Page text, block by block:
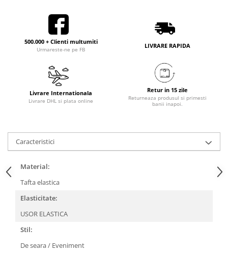
500.000 + Clienti multumiti
Urmareste-ne pe FB
LIVRARE RAPIDA
Livrare Internationala
Livrare DHL si plata online
Retur in 15 zile
Returneaza produsul si primesti
banii inapoi.
Caracteristici
Material:
Tafta elastica
Elasticitate:
USOR ELASTICA
Stil:
De seara / Eveniment